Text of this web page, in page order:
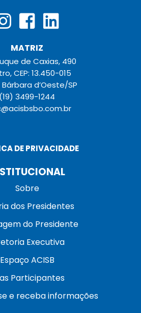
MATRIZ
de Caxias, 490
CEP: 13.450-015
d’Oeste/SP
(19) 3499-1244
DE PRIVACIDADE
Sobre
dos Presidentes
do Presidente
Executiva
Espaço ACISB
Participantes
e receba informações